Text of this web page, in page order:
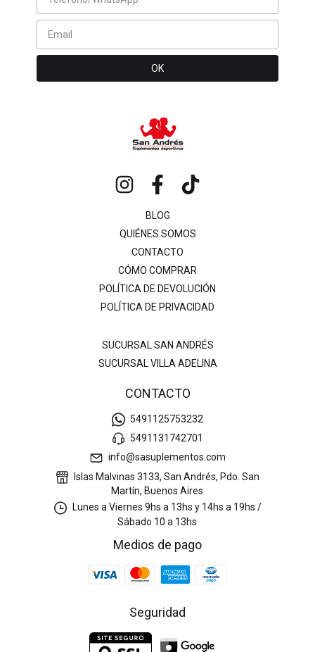
BLOG
QUIÉNES SOMOS
CONTACTO
CÓMO COMPRAR
POLÍTICA DE DEVOLUCIÓN
POLÍTICA DE PRIVACIDAD
SUCURSAL SAN ANDRÉS
SUCURSAL VILLA ADELINA
CONTACTO
5491125753232
5491131742701
info@sasuplementos.com
Islas Malvinas 3133, San Andrés, Pdo. San
Martín, Buenos Aires
Lunes a Viernes 9hs a 13hs y 14hs a 19hs /
Sábado 10 a 13hs
Medios de pago
Seguridad